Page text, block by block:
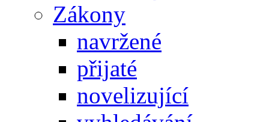
Zákony
navržené
přijaté
novelizující